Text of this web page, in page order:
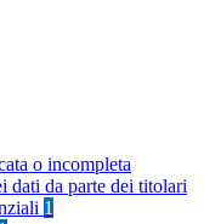
o incompleta
dati da parte dei titolari
1